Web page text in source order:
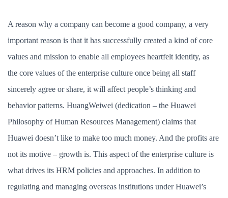
A reason why a company can become a good company, a very
important reason is that it has successfully created a kind of core
values ​​and mission to enable all employees heartfelt identity, as
the core values ​​of the enterprise culture once being all staff
sincerely agree or share, it will affect people’s thinking and
behavior patterns. HuangWeiwei (dedication – the Huawei
Philosophy of Human Resources Management) claims that
Huawei doesn’t like to make too much money. And the profits are
not its motive – growth is. This aspect of the enterprise culture is
what drives its HRM policies and approaches. In addition to
regulating and managing overseas institutions under Huawei’s